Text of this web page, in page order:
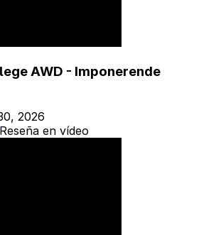
AWD - Imponerende
2026
Reseña en vídeo